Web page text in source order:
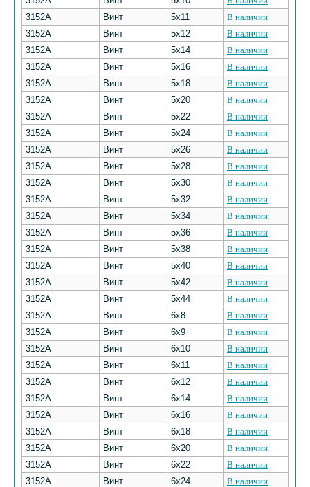
3152А
Винт 5х11
В наличии
3152А
Винт 5х12
В наличии
3152А
Винт 5х14
В наличии
3152А
Винт 5х16
В наличии
3152А
Винт 5х18
В наличии
3152А
Винт 5х20
В наличии
3152А
Винт 5х22
В наличии
3152А
Винт 5х24
В наличии
3152А
Винт 5х26
В наличии
3152А
Винт 5х28
В наличии
3152А
Винт 5х30
В наличии
3152А
Винт 5х32
В наличии
3152А
Винт 5х34
В наличии
3152А
Винт 5х36
В наличии
3152А
Винт 5х38
В наличии
3152А
Винт 5х40
В наличии
3152А
Винт 5х42
В наличии
3152А
Винт 5х44
В наличии
3152А
Винт 6х8
В наличии
3152А
Винт 6х9
В наличии
3152А
Винт 6х10
В наличии
3152А
Винт 6х11
В наличии
3152А
Винт 6х12
В наличии
3152А
Винт 6х14
В наличии
3152А
Винт 6х16
В наличии
3152А
Винт 6х18
В наличии
3152А
Винт 6х20
В наличии
3152А
Винт 6х22
В наличии
3152А
Винт 6х24
В наличии